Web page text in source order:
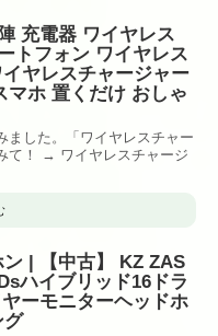
充電器 ワイヤレス
トフォン ワイヤレス
ヤレスチャージャー
マホ 置くだけ おしゃ
ました。「ワイヤレスチャー
て！ → ワイヤレスチャージ
| 【中古】 KZ ZAS
ハイブリッド16ドラ
ーモニターヘッドホ
グ